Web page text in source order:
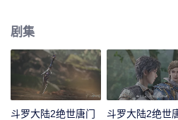
门能否重现辉煌？
剧集
斗罗大陆2绝世唐门
斗罗大陆2绝世